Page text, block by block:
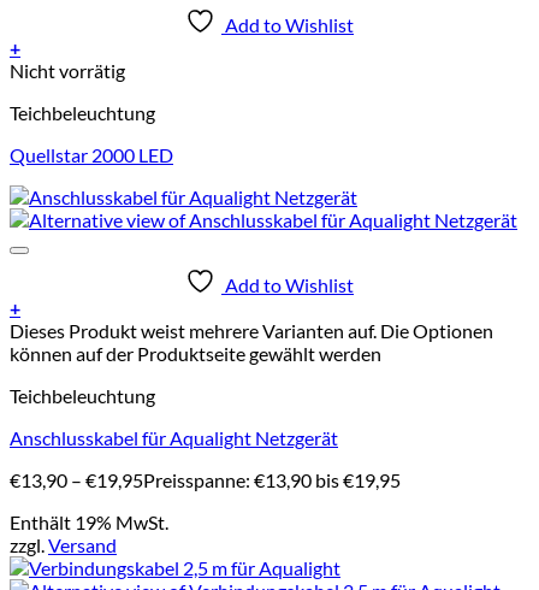
Add to Wishlist
+
Nicht vorrätig
Teichbeleuchtung
Quellstar 2000 LED
Add to Wishlist
+
Dieses Produkt weist mehrere Varianten auf. Die Optionen
können auf der Produktseite gewählt werden
Teichbeleuchtung
Anschlusskabel für Aqualight Netzgerät
€13,90 – €19,95Preisspanne: €13,90 bis €19,95
Enthält 19% MwSt.
zzgl.Versand